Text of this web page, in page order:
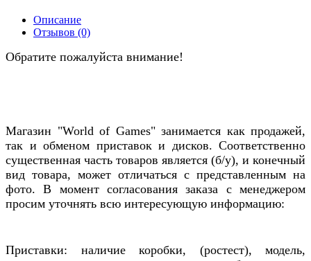
Описание
Отзывов (0)
Обратите пожалуйста внимание!
Магазин "World of Games" занимается как продажей,
так и обменом приставок и дисков. Соответственно
существенная часть товаров является (б/у), и конечный
вид товара, может отличаться с представленным на
фото. В момент согласования заказа с менеджером
просим уточнять всю интересующую информацию:
Приставки: наличие коробки, (ростест), модель,